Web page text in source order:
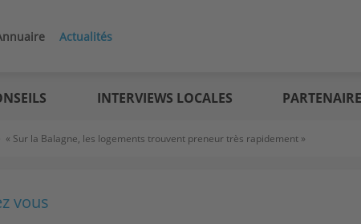
Actualités
INTERVIEWS LOCALES
« Sur la Balagne, les logements trouvent preneur très rapidement »
vous